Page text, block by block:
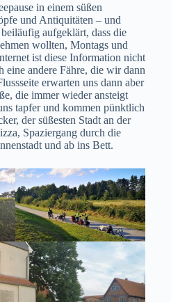
in einem süßen
und Antiquitäten – und
aufgeklärt, dass die
wollten, Montags und
ist diese Information nicht
eine andere Fähre, die wir dann
erwarten uns dann aber
die immer wieder ansteigt
tapfer und kommen pünktlich
der süßesten Stadt an der
Spaziergang durch die
und ab ins Bett.